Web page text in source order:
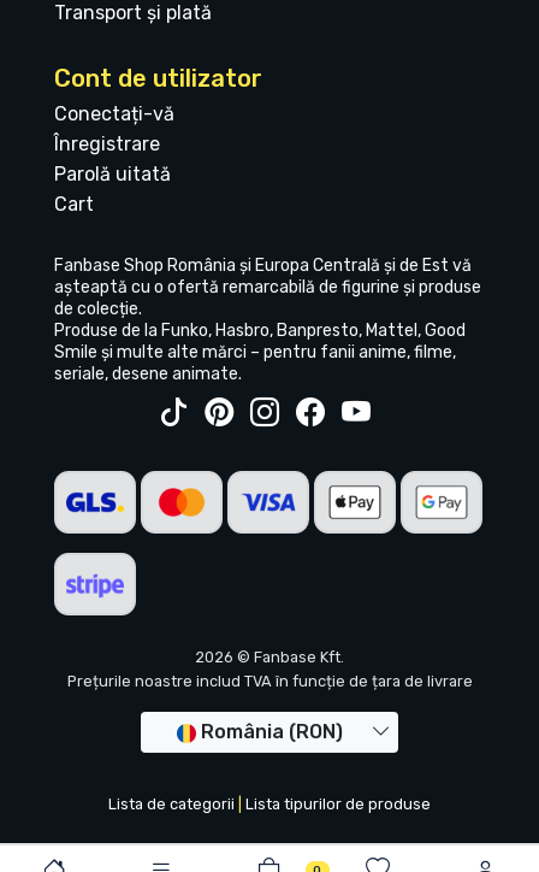
Transport și plată
Cont de utilizator
Conectați-vă
Înregistrare
Parolă uitată
Cart
Fanbase Shop România și Europa Centrală și de Est vă
așteaptă cu o ofertă remarcabilă de figurine și produse
de colecție.
Produse de la Funko, Hasbro, Banpresto, Mattel, Good
Smile și multe alte mărci – pentru fanii anime, filme,
seriale, desene animate.
2026 © Fanbase Kft.
Prețurile noastre includ TVA în funcție de țara de livrare
România (RON)
Lista de categorii Lista tipurilor de produse